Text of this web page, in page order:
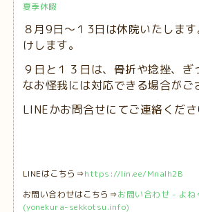
夏季休暇
８月9日～１3日は休院いたしま
けします。
９日と１３日は、 骨折や捻挫、ぎ
なお怪我には対応できる場合がご
LINEかお問合せにてご連絡くださ
LINEはこちら⇒https://lin.ee/MnaIh2B
お問い合わせはこちら⇒お問い合わせ - よね
(yonekura-sekkotsu.info)